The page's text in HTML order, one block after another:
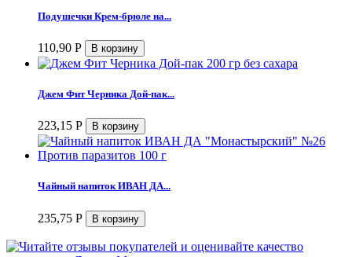
Подушечки Крем-брюле на...
110,90 Р
Джем Фит Черника Дой-пак...
223,15 Р
Чайный напиток ИВАН ДА...
235,75 Р